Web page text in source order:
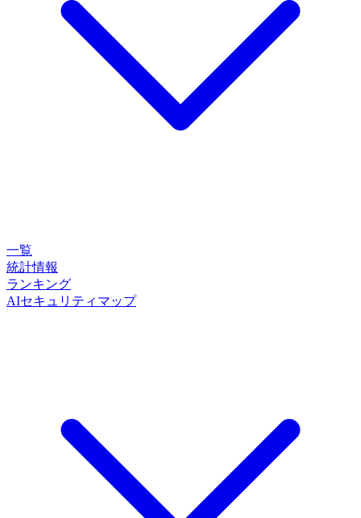
一覧
統計情報
ランキング
AIセキュリティマップ